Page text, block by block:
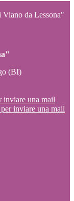
da Lessona"
(BI)
inviare una mail
inviare una mail